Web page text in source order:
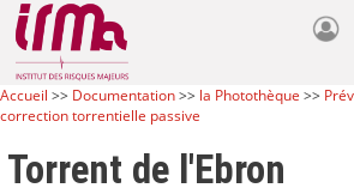
Accueil >> Documentation>> la Photothèque >>
correction torrentielle passive
Torrent de l'Ebron